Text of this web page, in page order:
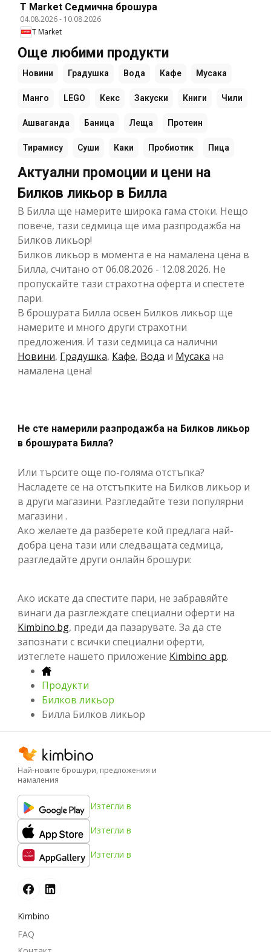
T Market Cедмична брошура
04.08.2026- 10.08.2026
T Market
Още любими продукти
Новини Градушка Вода Кафе Мусака
Манго LEGO Кекс Закуски Книги Чили
Ашваганда Баница Леща Протеин
Тирамису Суши Каки Пробиотик Пица
Актуални промоции и цени на
Билков ликьор в Билла
В Билла ще намерите широка гама стоки. Нещо
повече, тази седмица ще има разпродажба на
Билков ликьор!
Билков ликьор в момента е на намалена цена в
Билла, считано от 06.08.2026 - 12.08.2026. Не
пропускайте тази страхотна оферта и спестете
пари.
В брошурата Билла освен Билков ликьор ще
намерите и много други страхотни
предложения. И тази седмица са налични
Новини, Градушка, Кафе, Вода и Мусака на
намалена цена!
Не сте намерили разпродажба на Билков ликьор
в брошурата Билла?
Или търсите още по-голяма отстъпка?
Насладете се на отстъпките на Билков ликьор и
в други магазини. Разгледайте тези популярни
магазини .
Ако желаете да разберете кой предлага най-
добра цена тази или следващата седмица,
разгледайте други онлайн брошури:
Ако искате да спестите пари, не забравяйте
винаги да разглеждате специални оферти на
Kimbino.bg, преди да пазарувате. За да сте
запознати с всички специални оферти,
изтеглете нашето приложение Kimbino app.
Продукти
Билков ликьор
Билла Билков ликьор
Най-новите брошури, предложения и
намаления
Изтегли в
Изтегли в
Изтегли в
Kimbino
FAQ